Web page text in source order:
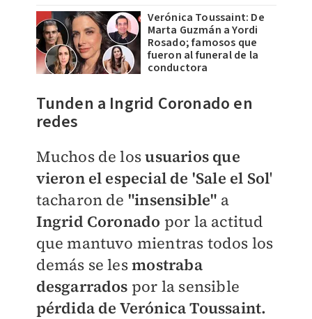
Verónica Toussaint: De
Marta Guzmán a Yordi
Rosado; famosos que
fueron al funeral de la
conductora
Tunden a Ingrid Coronado en
redes
Muchos de losusuarios que
vieron el especial de 'Sale el Sol'
tacharon de "insensible" a
Ingrid Coronado por la actitud
que mantuvo mientras todos los
demás se lesmostraba
desgarrados por la sensible
pérdida de Verónica Toussaint.